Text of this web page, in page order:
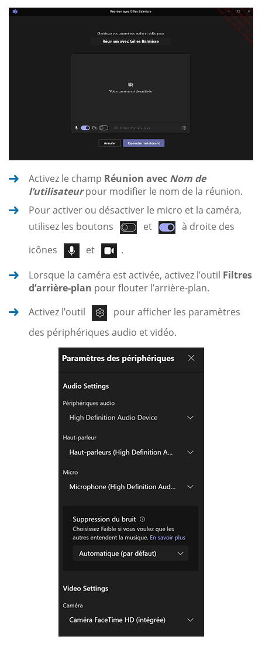
Activez le champ Réunion avec Nom de
l’utilisateurpour modifier le nom de la réunion.
Pour activer ou désactiver le micro et la caméra,
utilisez les boutons
et
à droite des
icônes
et
.
Lorsque la caméra est activée, activez l’outil Filtres
d’arrière-plan pour flouter l’arrière-plan.
Activez l’outil
pour afficher les paramètres
des périphériques audio et vidéo.